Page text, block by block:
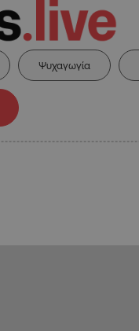
Ψυχαγωγία